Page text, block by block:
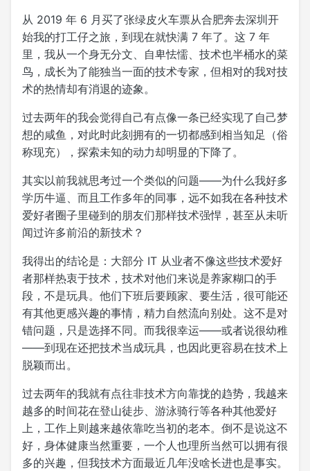
从 2019 年 6 月买了张绿皮火车票从合肥奔去深圳开
始我的打工仔之旅，到现在就快满 7 年了。这 7 年
里，我从一个身无分文、自卑怯懦、技术也半桶水的菜
鸟，成长为了能独当一面的技术专家，但相对的我对技
术的热情却有消退的迹象。
过去两年的我会觉得自己有点像一条已经实现了自己梦
想的咸鱼，对此时此刻拥有的一切都感到相当知足（俗
称现充），探索未知的动力却明显的下降了。
其实以前我就思考过一个类似的问题——为什么我好多
学历牛逼、而且工作多年的同事，远不如我在各种技术
爱好者圈子里碰到的朋友们那样技术强悍，甚至从未听
闻过许多前沿的新技术？
我得出的结论是：大部分 IT 从业者不像这些技术爱好
者那样热衷于技术，技术对他们来说是养家糊口的手
段，不是玩具。他们下班后要顾家、要生活，很可能还
有其他更感兴趣的事情，精力自然流向别处。这不是对
错问题，只是选择不同。而我很幸运——或者说很幼稚
——到现在还把技术当成玩具，也因此更容易在技术上
脱颖而出。
过去两年的我就有点往非技术方向靠拢的趋势，我越来
越多的时间花在登山徒步、游泳骑行等各种其他爱好
上，工作上则越来越依靠吃当初的老本。倒不是说这不
好，身体健康当然重要，一个人也理所当然可以拥有很
多的兴趣，但我技术方面最近几年没啥长进也是事实。